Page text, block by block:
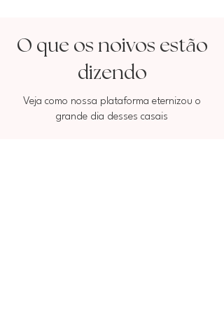
O que os noivos estão
dizendo
Veja como nossa plataforma eternizou o
grande dia desses casais